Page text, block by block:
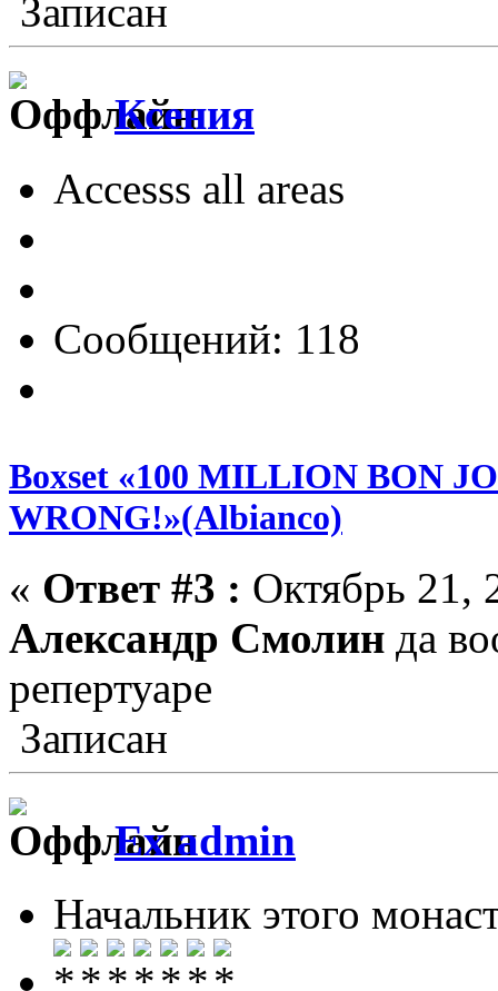
Записан
Ксения
Accesss all areas
Сообщений: 118
Boxset «100 MILLION BON
WRONG!»(Albianco)
« Ответ #3 : Октябрь 21,
Александр Смолин да
репертуаре
Записан
Ex admin
Начальник этого